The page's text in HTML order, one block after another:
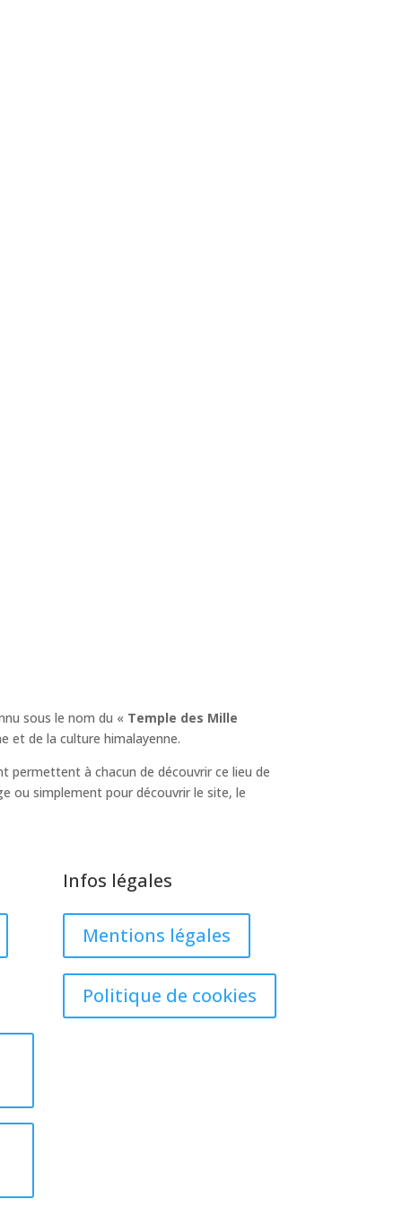
sous le nom du « Temple des Mille
et de la culture himalayenne.
permettent à chacun de découvrir ce lieu de
ou simplement pour découvrir le site, le
Infos légales
Mentions légales
Politique de cookies